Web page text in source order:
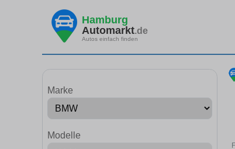
Hamburg
Automarkt.de
Autos einfach finden
Marke
Modelle